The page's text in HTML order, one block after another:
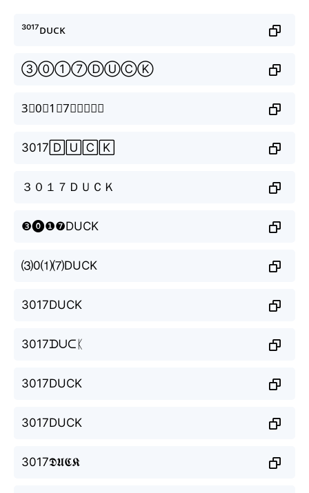
³⁰¹⁷ᴅᴜᴄᴋ
③⓪①⑦ⒹⓊⒸⓀ
3⃣0⃣1⃣7⃣🅳🆄🅲🅺
3017🄳🅄🄲🄺
３０１７ＤＵＣＫ
❸⓿❶❼DUCK
⑶0⑴⑺DUCK
3017DUCK
3017ᗪᑌᑕᛕ
3017DUCK
3017DUCK
3017𝕯𝖀𝕮𝕶